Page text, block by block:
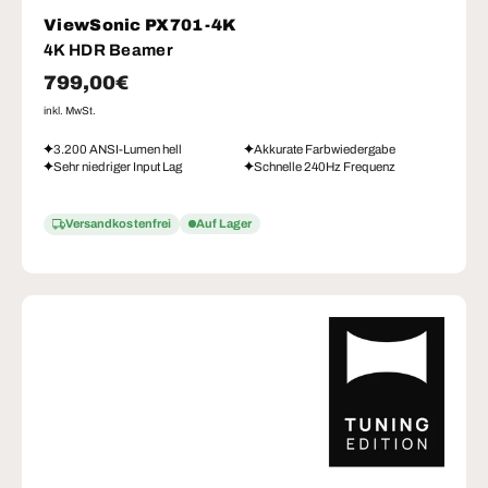
ViewSonic PX701-4K
4K HDR Beamer
Normaler Preis
799,00€
inkl. MwSt.
3.200 ANSI-Lumen hell
Akkurate Farbwiedergabe
Sehr niedriger Input Lag
Schnelle 240Hz Frequenz
Versandkostenfrei Auf Lager